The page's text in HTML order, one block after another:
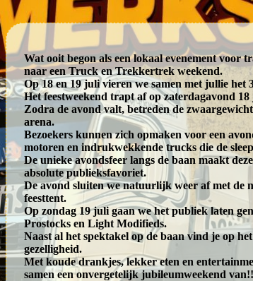
Wat ooit begon als een lokaal evenement voor
naar een Truck en Trekkertrek weekend.
Op 18 en 19 juli vieren we samen met jullie het
Het feestweekend trapt af op zaterdagavond
Zodra de avond valt, betreden de
arena.
Bezoekers kunnen zich opmaken voor een
motoren en indrukwekkende trucks die de
De unieke avondsfeer langs de baan maakt
absolute publieksfavoriet.
De avond sluiten we natuurlijk weer af met de
feesttent.
Op zondag 19 juli gaan we het publiek laten
Prostocks en Light Modifieds.
Naast al het spektakel op de baan vind je op
gezelligheid.
Met koude drankjes, lekker eten en
samen een onvergetelijk jubileumweekend van!!